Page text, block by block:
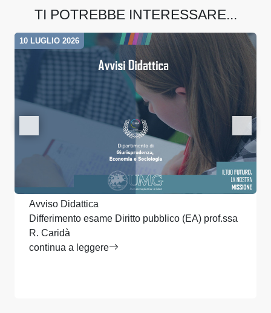
TI POTREBBE INTERESSARE...
10 LUGLIO 2026
Avviso Didattica
Differimento esame Diritto pubblico (EA) prof.ssa
R. Caridà
continua a leggere